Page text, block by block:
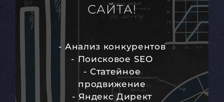
САЙТА!
- Анализ конкурентов
- Поисковое SEO
- Статейное
продвижение
- Яндекс Директ